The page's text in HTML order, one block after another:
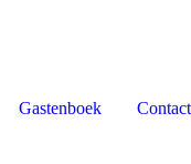
Gastenboek Contact